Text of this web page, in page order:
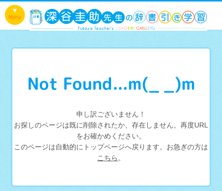
Not Found...m(_ _)m
申し訳ございません！
お探しのページは既に削除されたか、存在しません。再度URL
をお確かめください。
このページは自動的にトップページへ戻ります。お急ぎの方は
こちら。